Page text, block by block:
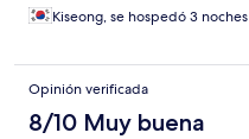
Kiseong, se hospedó 3 noches
Opinión verificada
8/10 Muy buena